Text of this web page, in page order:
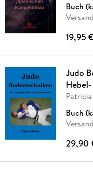
Buch
19,95 €
Judo
Buch
29,90